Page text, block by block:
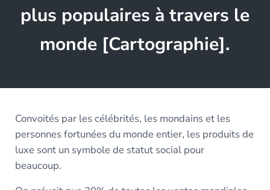
plus populaires à travers le
monde [Cartographie].
Convoités par les célébrités, les mondains et les
personnes fortunées du monde entier, les produits de
luxe sont un symbole de statut social pour
beaucoup.